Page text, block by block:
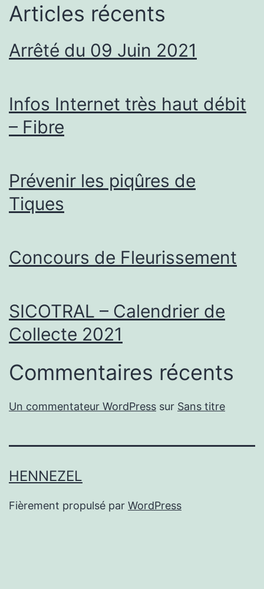
Articles récents
Arrêté du 09 Juin 2021
Infos Internet très haut débit
– Fibre
Prévenir les piqûres de
Tiques
Concours de Fleurissement
SICOTRAL – Calendrier de
Collecte 2021
Commentaires récents
Un commentateur WordPress sur Sans titre
HENNEZEL
Fièrement propulsé par WordPress